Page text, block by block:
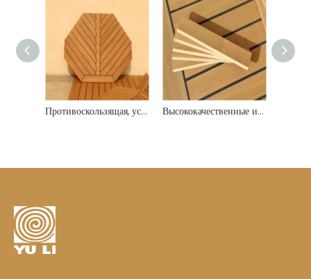
Противоскользящая, устойчивая к атмосферным воздействиям, антикоррозийная полоса палубы из тикового дерева Высококачественные индивидуальные судостроительные материалы из массива дерева, тик Мьянмы